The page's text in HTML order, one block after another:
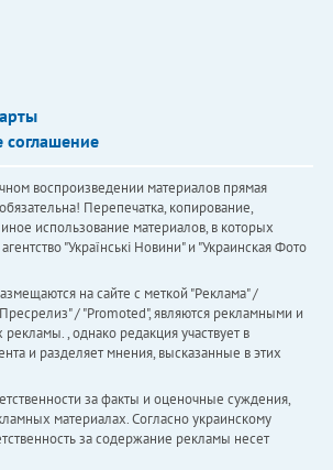
соглашение
воспроизведении материалов прямая
Перепечатка, копирование,
использование материалов, в которых
"Українськi Новини" и "Украинская Фото
на сайте с меткой "Реклама" /
/ "Promoted", являются рекламными и
, однако редакция участвует в
и разделяет мнения, высказанные в этих
за факты и оценочные суждения,
материалах. Согласно украинскому
за содержание рекламы несет